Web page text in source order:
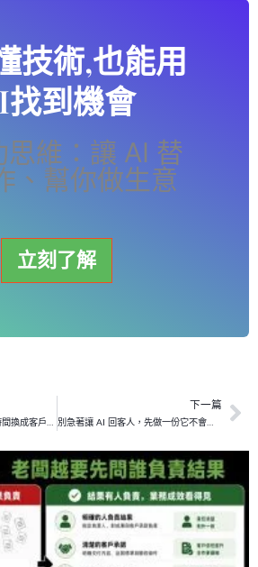
技術,也能用
找到機會
思維：讓 AI 替
、幫你做生意
立刻了解
下一篇
別急著讓 AI 回客人，先做一份它不會亂講的客戶知識庫